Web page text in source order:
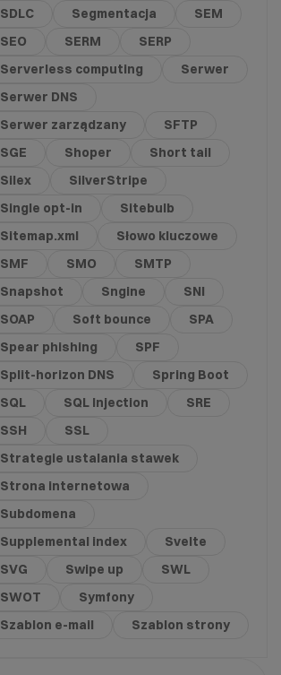
SDLC
Segmentacja
SEM
SEO
SERM
SERP
Serverless computing
Serwer
Serwer DNS
Serwer zarządzany
SFTP
SGE
Shoper
Short tail
Silex
SilverStripe
Single opt-in
Sitebulb
Sitemap.xml
Słowo kluczowe
SMF
SMO
SMTP
Snapshot
Sngine
SNI
SOAP
Soft bounce
SPA
Spear phishing
SPF
Split-horizon DNS
Spring Boot
SQL
SQL Injection
SRE
SSH
SSL
Strategie ustalania stawek
Strona internetowa
Subdomena
Supplemental index
Svelte
SVG
Swipe up
SWL
SWOT
Symfony
Szablon e-mail
Szablon strony